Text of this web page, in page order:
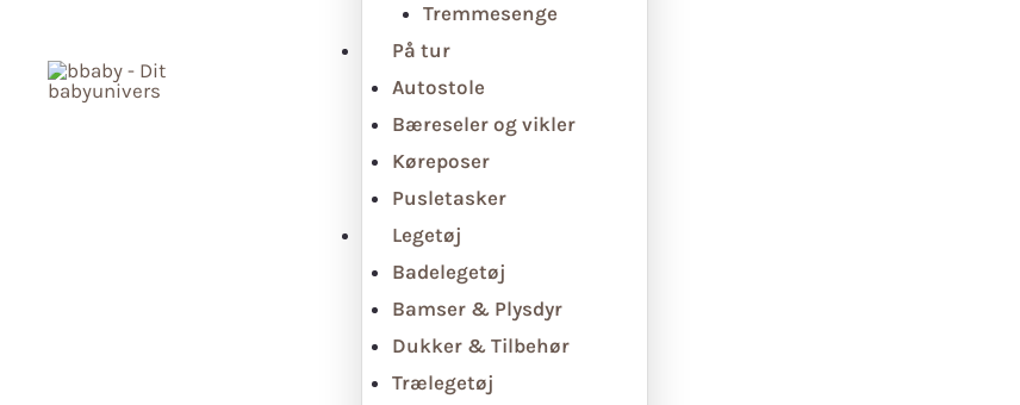
Tremmesenge
På tur
Autostole
Bæreseler og vikler
Køreposer
Pusletasker
Legetøj
Badelegetøj
Bamser & Plysdyr
Dukker & Tilbehør
Trælegetøj